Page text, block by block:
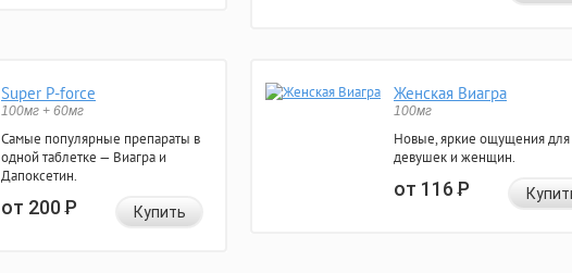
Super P-force
100мг + 60мг
Самые популярные препараты в
одной таблетке — Виагра и
Дапоксетин.
от 200Р Купить
Женская Виагра
100мг
Новые, яркие ощущения для
девушек и женщин.
от 116Р